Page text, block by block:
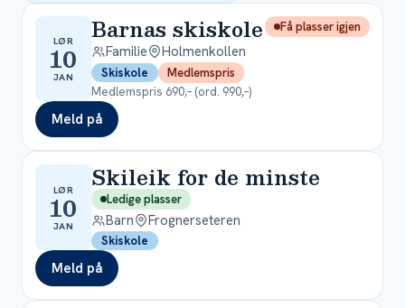
LØR
10
JAN
Barnas skiskole Få plasser igjen
Familie Holmenkollen
Skiskole
Medlemspris
Medlemspris 690,– (ord. 990,–)
Meld på
LØR
10
JAN
Skileik for de minste
Ledige plasser
Barn Frognerseteren
Skiskole
Meld på